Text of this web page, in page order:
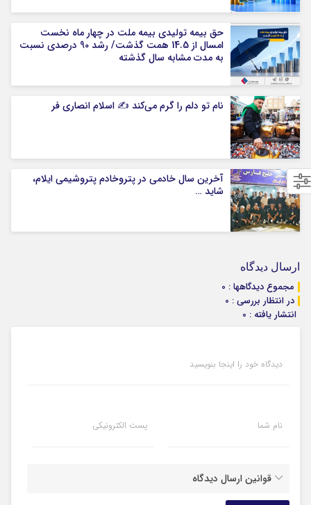
حق بیمه تولیدی بیمه ملت در چهار ماه نخست
امسال از 14.5 همت گذشت/ رشد 90 درصدی نسبت
به مدت مشابه سال گذشته
نام تو دلم را گرم می‌کند ✍️ اسلام انصاری فر
آخرین سال خادمی در پتروخادم پتروشیمی ایلام،
شاید …
ارسال دیدگاه
مجموع دیدگاهها : 0
در انتظار بررسی : 0
انتشار یافته : 0
دیدگاه خود را اینجا بنویسید
نام شما پست الکترونیکی
قوانین ارسال دیدگاه